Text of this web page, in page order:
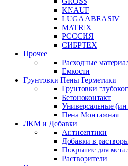
KNAUF
LUGA ABRASIV
MATRIX
РОССИЯ
СИБРТЕХ
Прочее
Расходные
Емкости
Грунтовки Пены Герметики
Грунтовки
Бетоноконтакт
Универсальные
Пена Монтажная
ЛКМ и Добавки
Антисептики
Добавки в
Покрытие для
Растворители